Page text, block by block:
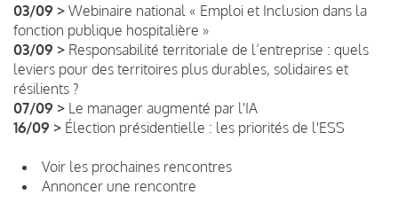
03/09 > Webinaire national « Emploi et Inclusion dans la
fonction publique hospitalière »
03/09 > Responsabilité territoriale de l’entreprise : quels
leviers pour des territoires plus durables, solidaires et
résilients ?
07/09 > Le manager augmenté par l'IA
16/09 > Élection présidentielle : les priorités de l'ESS
Voir les prochaines rencontres
Annoncer une rencontre